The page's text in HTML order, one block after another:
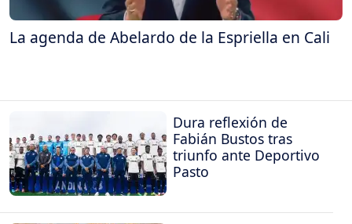
La agenda de Abelardo de la Espriella en Cali
Dura reflexión de
Fabián Bustos tras
triunfo ante Deportivo
Pasto